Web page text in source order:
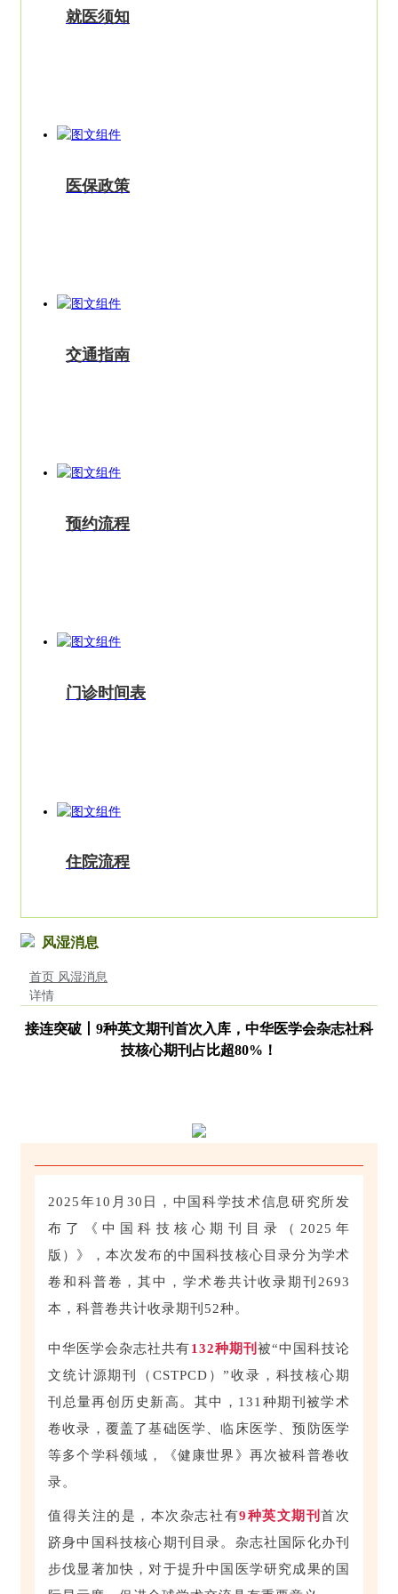
就医须知
医保政策
交通指南
预约流程
门诊时间表
住院流程
风湿消息
首页 风湿消息
详情
接连突破丨9种英文期刊首次入库，中华医学会杂志社科
技核心期刊占比超80%！
2025年10月30日，中国科学技术信息研究所发
布了《中国科技核心期刊目录（2025年
版）》，本次发布的中国科技核心目录分为学术
卷和科普卷，其中，学术卷共计收录期刊2693
本，科普卷共计收录期刊52种。
中华医学会杂志社共有132种期刊 被“中国科技论
文统计源期刊（CSTPCD）”收录，科技核心期
刊总量再创历史新高。其中，131种期刊被学术
卷收录，覆盖了基础医学、临床医学、预防医学
等多个学科领域，《健康世界》再次被科普卷收
录。
值得关注的是，本次杂志社有9种英文期刊首次
跻身中国科技核心期刊目录。杂志社国际化办刊
步伐显著加快，对于提升中国医学研究成果的国